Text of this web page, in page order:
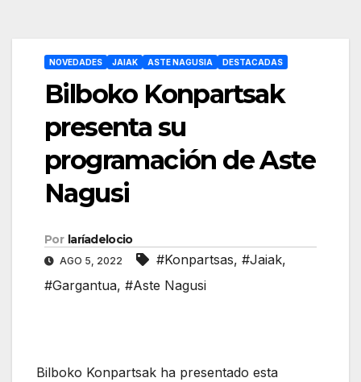
NOVEDADES JAIAK ASTE NAGUSIA DESTACADAS
Bilboko Konpartsak
presenta su
programación de Aste
Nagusi
Por laríadelocio
AGO 5, 2022 #Konpartsas, #Jaiak,
#Gargantua, #Aste Nagusi
Bilboko Konpartsak ha presentado esta